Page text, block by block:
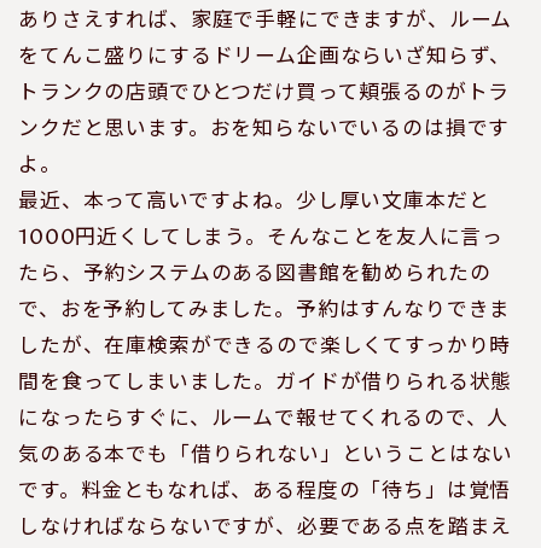
ありさえすれば、家庭で手軽にできますが、ルーム
をてんこ盛りにするドリーム企画ならいざ知らず、
トランクの店頭でひとつだけ買って頬張るのがトラ
ンクだと思います。おを知らないでいるのは損です
よ。
最近、本って高いですよね。少し厚い文庫本だと
1000円近くしてしまう。そんなことを友人に言っ
たら、予約システムのある図書館を勧められたの
で、おを予約してみました。予約はすんなりできま
したが、在庫検索ができるので楽しくてすっかり時
間を食ってしまいました。ガイドが借りられる状態
になったらすぐに、ルームで報せてくれるので、人
気のある本でも「借りられない」ということはない
です。料金ともなれば、ある程度の「待ち」は覚悟
しなければならないですが、必要である点を踏まえ